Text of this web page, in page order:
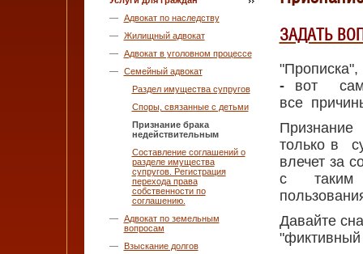
Адвокат по наследству
Жилищный адвокат
Адвокат в уголовном процессе
Семейный адвокат
Раздел имущества супругов
Споры, связанные с детьми
Признание брака
недействительным
Составление соглашений о
разделе имущества
супругов. Регистрация
перехода права
собственности по
соглашению.
Адвокат по земельным
вопросам
Взыскание долгов
ЗАДАТЬ
- вот
все
только в
влечет за
с таким
Давайте
"фиктивный